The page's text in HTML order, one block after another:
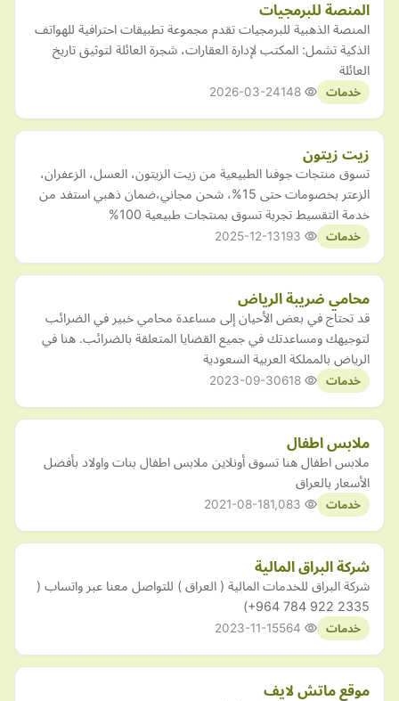
المنصة للبرمجيات
المنصة الذهبية للبرمجيات تقدم مجموعة تطبيقات احترافية للهواتف
الذكية تشمل: المكتب لإدارة العقارات، شجرة العائلة لتوثيق تاريخ
العائلة
خدمات 2026-03-24
زيت زيتون
تسوق منتجات جوفنا الطبيعية من زيت الزيتون، العسل، الزعفران،
الزعتر بخصومات حتى 15%، شحن مجاني،ضمان ذهبي استفد من
خدمة التقسيط تجربة تسوق بمنتجات طبيعية 100%
خدمات 2025-12-13
محامي ضريبة الرياض
قد تحتاج في بعض الأحيان إلى مساعدة محامي خبير في الضرائب
لتوجيهك ومساعدتك في جميع القضايا المتعلقة بالضرائب. هنا في
الرياض بالمملكة العربية السعودية
خدمات 2023-09-30
ملابس اطفال
ملابس اطفال هنا تسوق أونلاين ملابس اطفال بنات واولاد بأفضل
الأسعار بالعراق
خدمات 2021-08-18
شركة البراق المالية
+964 784 922 2335‎‏)
خدمات 2023-11-15
موقع ماتش لايف